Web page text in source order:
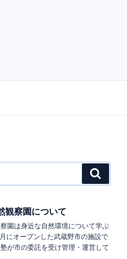
索
観察園について
園は身近な自然環境について学ぶ
にオープンした武蔵野市の施設で
が市の委託を受け管理・運営して